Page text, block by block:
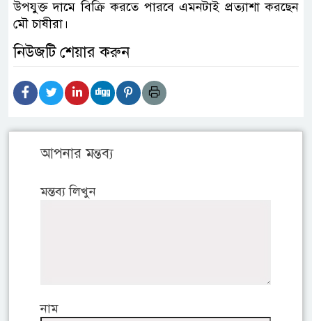
উপযুক্ত দামে বিক্রি করতে পারবে এমনটাই প্রত্যাশা করছেন
মৌ চাষীরা।
নিউজটি শেয়ার করুন
আপনার মন্তব্য
মন্তব্য লিখুন
নাম